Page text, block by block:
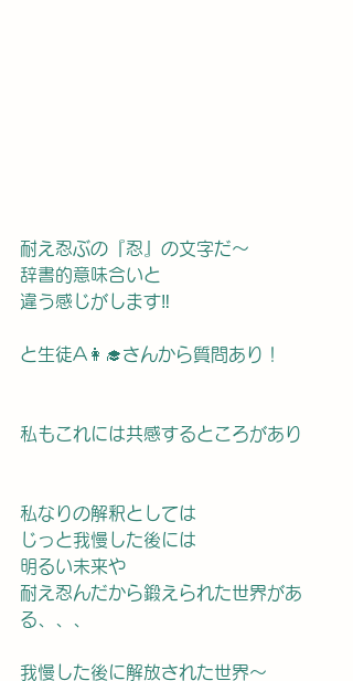
耐え忍ぶの『忍』の文字だ〜
辞書的意味合いと
違う感じがします‼︎
と生徒A👩‍🎓さんから質問あり！
私もこれには共感するところがあり
私なりの解釈としては
じっと我慢した後には
明るい未来や
耐え忍んだから鍛えられた世界があ
る、、、
我慢した後に解放された世界〜